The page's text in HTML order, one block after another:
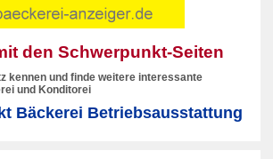
den Schwerpunkt-Seiten
kennen und finde weitere interessante
und Konditorei
Bäckerei Betriebsausstattung